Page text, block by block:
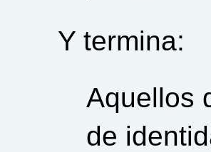
Y termina:
Aquellos
de